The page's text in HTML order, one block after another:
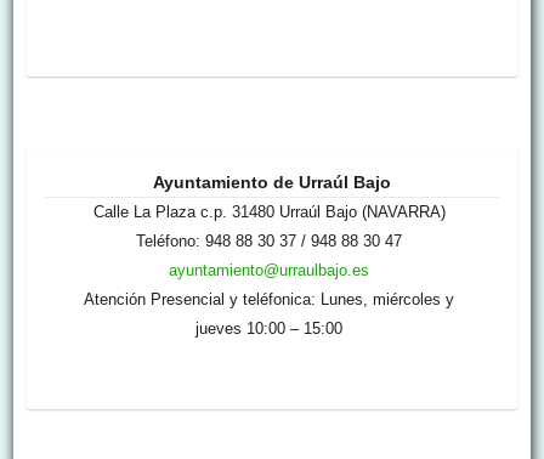
Ayuntamiento de Urraúl Bajo
Calle La Plaza c.p. 31480 Urraúl Bajo (NAVARRA)
Teléfono: 948 88 30 37 / 948 88 30 47
ayuntamiento@urraulbajo.es
Atención Presencial y teléfonica: Lunes, miércoles y
jueves 10:00 – 15:00